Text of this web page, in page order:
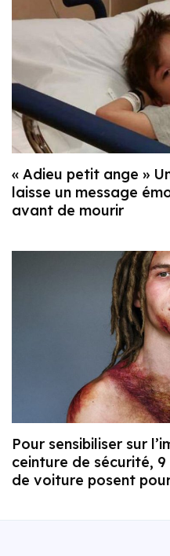
« Adieu petit ange »
laisse un message
avant de mourir
Pour sensibiliser sur
ceinture de sécurité,
de voiture posent